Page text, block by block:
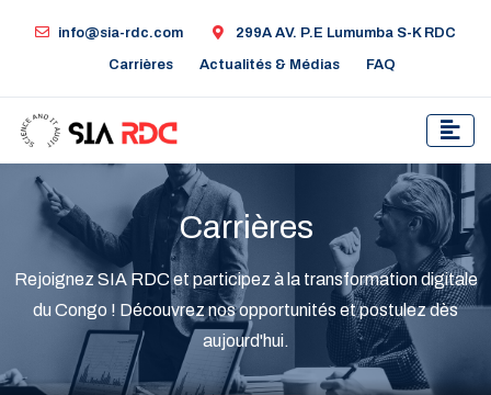
info@sia-rdc.com 299A AV. P.E Lumumba S-K RDC
Carrières Actualités & Médias FAQ
Carrières
Rejoignez SIA RDC et participez à la transformation digitale
du Congo ! Découvrez nos opportunités et postulez dès
aujourd'hui.